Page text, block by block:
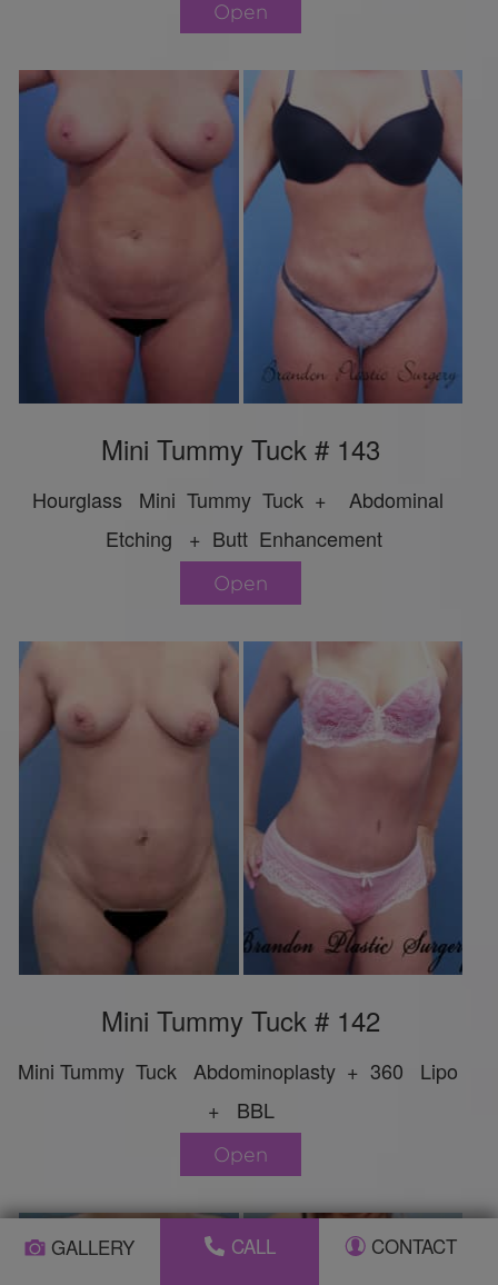
Open
Mini Tummy Tuck # 143
Hourglass Mini Tummy Tuck + Abdominal
Etching + Butt Enhancement
Open
Mini Tummy Tuck # 142
Mini Tummy Tuck Abdominoplasty + 360 Lipo
+ BBL
Open
GALLERY CALL CONTACT